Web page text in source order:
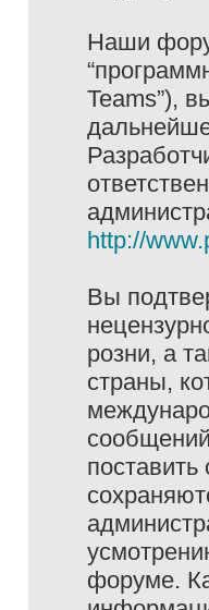
Наши
Teams”),
http://
Вы
розни, а
страны,
форуме.